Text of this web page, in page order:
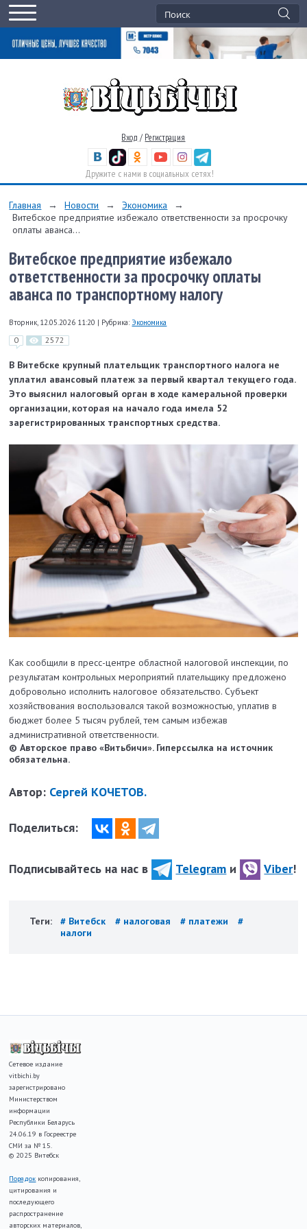
Вход / Регистрация
Дружите с нами в социальных сетях!
Главная → Новости → Экономика
→
Витебское предприятие избежало ответственности за просрочку
оплаты аванса...
Витебское предприятие избежало
ответственности за просрочку оплаты
аванса по транспортному налогу
Вторник, 12.05.2026 11:20 | Рубрика: Экономика
0 2572
В Витебске крупный плательщик транспортного налога не
уплатил авансовый платеж за первый квартал текущего года.
Это выяснил налоговый орган в ходе камеральной проверки
организации, которая на начало года имела 52
зарегистрированных транспортных средства.
Как сообщили в пресс-центре областной налоговой инспекции, по
результатам контрольных мероприятий плательщику предложено
добровольно исполнить налоговое обязательство. Субъект
хозяйствования воспользовался такой возможностью, уплатив в
бюджет более 5 тысяч рублей, тем самым избежав
административной ответственности.
© Авторское право «Витьбичи». Гиперссылка на источник
обязательна.
Автор: Сергей КОЧЕТОВ.
Поделиться:
Подписывайтесь на нас в Telegram и Viber!
Теги: # Витебск # налоговая # платежи
#
налоги
Сетевое издание
vitbichi.by
зарегистрировано
Министерством
информации
Республики Беларусь
24.06.19 в Госреестре
СМИ за № 15.
© 2025 Витебск
Порядок копирования,
цитирования и
последующего
распространение
авторских материалов,